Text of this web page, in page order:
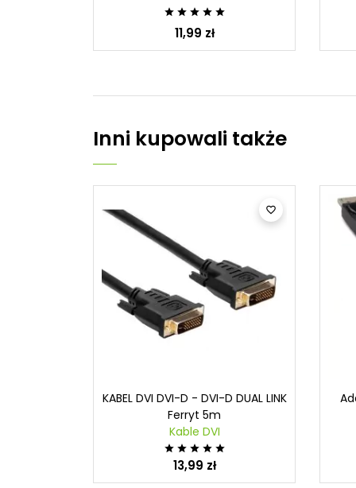
    
11,99 zł
Inni kupowali także

KABEL DVI DVI-D - DVI-D DUAL LINK
Ferryt 5m
Kable DVI
    
13,99 zł